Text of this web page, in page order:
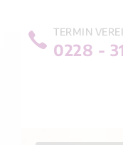
TERMIN
0228 -